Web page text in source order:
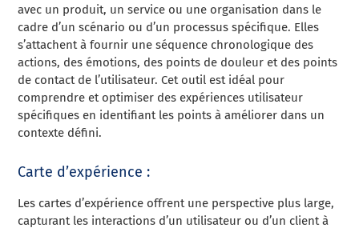
avec un produit, un service ou une organisation dans le
cadre d’un scénario ou d’un processus spécifique. Elles
s’attachent à fournir une séquence chronologique des
actions, des émotions, des points de douleur et des points
de contact de l’utilisateur. Cet outil est idéal pour
comprendre et optimiser des expériences utilisateur
spécifiques en identifiant les points à améliorer dans un
contexte défini.
Carte d’expérience :
Les cartes d’expérience offrent une perspective plus large,
capturant les interactions d’un utilisateur ou d’un client à